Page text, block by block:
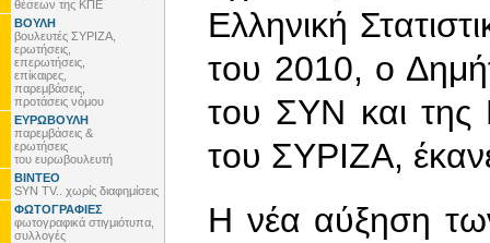
θέσεων της ΚΠΕ
ΒΟΥΛΗ
βουλευτές ΣΥΡΙΖΑ,
ερωτήσεις,
επερωτήσεις,
επίκαιρες,
παρεμβάσεις,
προτάσεις νόμου
ΕΥΡΩΒΟΥΛΗ
παρεμβάσεις &
ερωτήσεις
του ευρωβουλευτή
ΒΙΝΤΕΟ
SYN TV.. χωρίς διαφημίσεις
ΦΩΤΟΓΡΑΦΙΕΣ
φωτογραφικά στιγμιότυπα,
συλλογές
Ελληνική
του 2010, ο
του ΣΥΝ και της
του ΣΥΡΙΖΑ,
Η νέα αύξηση